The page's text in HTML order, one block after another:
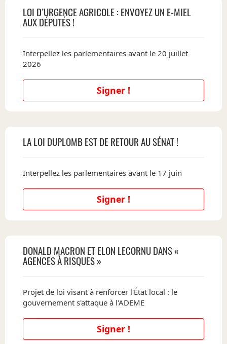
LOI D’URGENCE AGRICOLE : ENVOYEZ UN E-MIEL
AUX DÉPUTÉS !
Interpellez les parlementaires avant le 20 juillet
2026
Signer !
LA LOI DUPLOMB EST DE RETOUR AU SÉNAT !
Interpellez les parlementaires avant le 17 juin
Signer !
DONALD MACRON ET ELON LECORNU DANS «
AGENCES À RISQUES »
Projet de loi visant à renforcer l'État local : le
gouvernement s'attaque à l'ADEME
Signer !